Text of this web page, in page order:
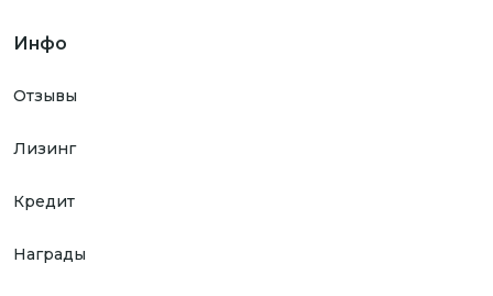
Инфо
Отзывы
Лизинг
Кредит
Награды